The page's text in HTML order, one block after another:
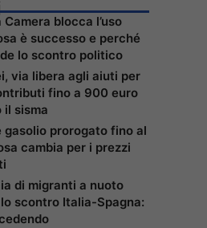
blocca l’uso
è successo e perché
lo scontro politico
via libera agli aiuti per
fino a 900 euro
il sisma
gasolio prorogato fino al
cambia per i prezzi
di migranti a nuoto
scontro Italia-Spagna: